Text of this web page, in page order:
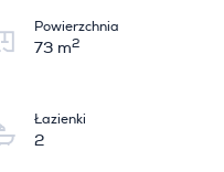
Powierzchnia
73 m2
Łazienki
2